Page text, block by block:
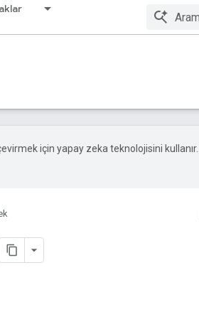
için yapay zeka teknolojisini kullanır.